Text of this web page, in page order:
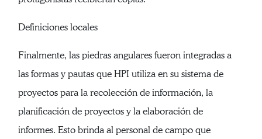
Definiciones locales
Finalmente, las piedras angulares fueron integradas a
las formas y pautas que HPI utiliza en su sistema de
proyectos para la recolección de información, la
planificación de proyectos y la elaboración de
informes. Esto brinda al personal de campo que